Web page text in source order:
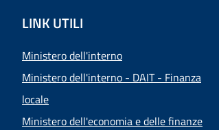
LINK UTILI
Ministero dell'interno
Ministero dell'interno - DAIT - Finanza
locale
Ministero dell'economia e delle finanze